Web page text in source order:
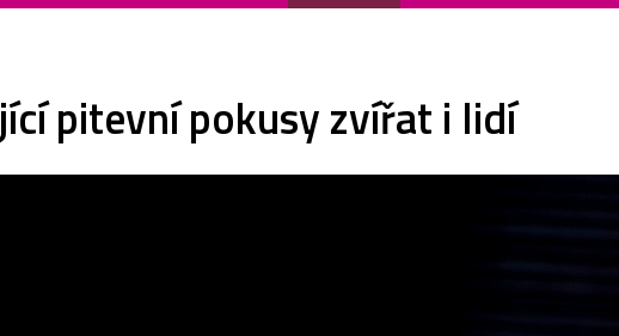
pitevní pokusy zvířat i lidí